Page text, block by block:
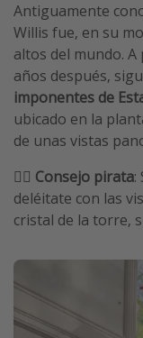
Antiguamente
Willis fue, en su
altos del mundo.
años después,
imponentes de
ubicado en la
de unas vistas
🏴‍☠️ Consejo pirata:
deléitate con las
cristal de la torre,